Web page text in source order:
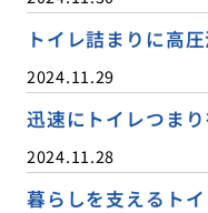
トイレ詰まりに高
2024.11.29
迅速にトイレつま
2024.11.28
暮らしを支えるト